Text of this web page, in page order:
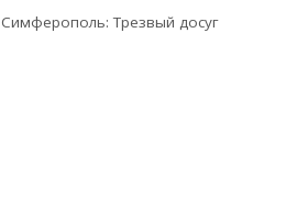
Симферополь: Трезвый досуг